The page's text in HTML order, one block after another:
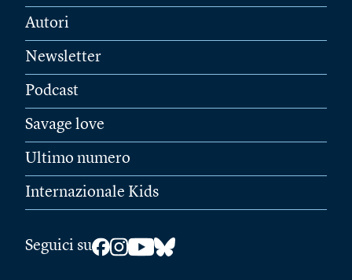
Autori
Newsletter
Podcast
Savage love
Ultimo numero
Internazionale Kids
Seguici su